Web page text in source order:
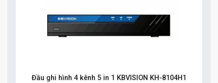
Đầu ghi hình 4 kênh 5 in 1 KBVISION KH-8104H1